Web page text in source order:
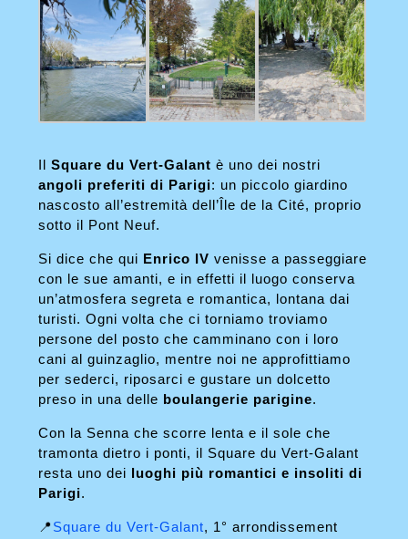
IlSquare du Vert-Galant è uno dei nostri
angoli preferiti di Parigi: un piccolo giardino
nascosto all’estremità dell’Île de la Cité, proprio
sotto il Pont Neuf.
Si dice che qui Enrico IV venisse a passeggiare
con le sue amanti, e in effetti il luogo conserva
un’atmosfera segreta e romantica, lontana dai
turisti. Ogni volta che ci torniamo troviamo
persone del posto che camminano con i loro
cani al guinzaglio, mentre noi ne approfittiamo
per sederci, riposarci e gustare un dolcetto
preso in una delle boulangerie parigine.
Con la Senna che scorre lenta e il sole che
tramonta dietro i ponti, il Square du Vert-Galant
resta uno dei luoghi più romantici e insoliti di
Parigi.
📍Square du Vert-Galant, 1° arrondissement